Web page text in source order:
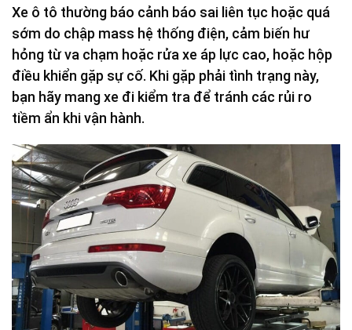
Xe ô tô thường báo cảnh báo sai liên tục hoặc quá
sớm do chập mass hệ thống điện, cảm biến hư
hỏng từ va chạm hoặc rửa xe áp lực cao, hoặc hộp
điều khiển gặp sự cố. Khi gặp phải tình trạng này,
bạn hãy mang xe đi kiểm tra để tránh các rủi ro
tiềm ẩn khi vận hành.